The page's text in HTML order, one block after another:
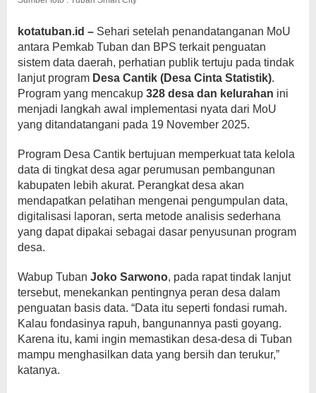
kotatuban.id – Sehari setelah penandatanganan MoU
antara Pemkab Tuban dan BPS terkait penguatan
sistem data daerah, perhatian publik tertuju pada tindak
lanjut program Desa Cantik (Desa Cinta Statistik).
Program yang mencakup 328 desa dan kelurahan ini
menjadi langkah awal implementasi nyata dari MoU
yang ditandatangani pada 19 November 2025.
Program Desa Cantik bertujuan memperkuat tata kelola
data di tingkat desa agar perumusan pembangunan
kabupaten lebih akurat. Perangkat desa akan
mendapatkan pelatihan mengenai pengumpulan data,
digitalisasi laporan, serta metode analisis sederhana
yang dapat dipakai sebagai dasar penyusunan program
desa.
Wabup Tuban Joko Sarwono, pada rapat tindak lanjut
tersebut, menekankan pentingnya peran desa dalam
penguatan basis data. “Data itu seperti fondasi rumah.
Kalau fondasinya rapuh, bangunannya pasti goyang.
Karena itu, kami ingin memastikan desa-desa di Tuban
mampu menghasilkan data yang bersih dan terukur,”
katanya.